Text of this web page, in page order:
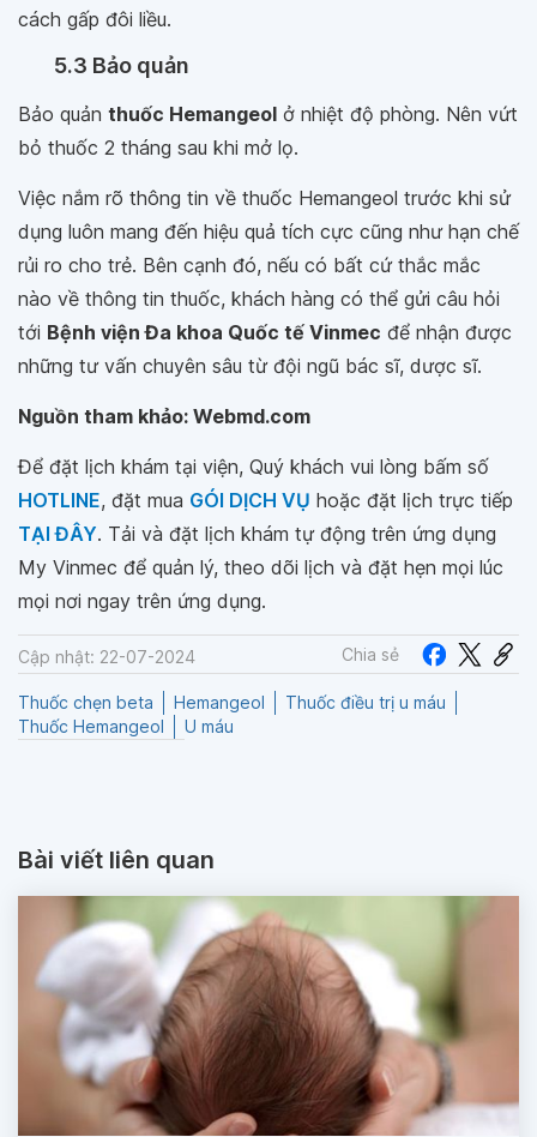
cách gấp đôi liều.
5.3 Bảo quản
Bảo quản thuốc Hemangeol ở nhiệt độ phòng. Nên vứt
bỏ thuốc 2 tháng sau khi mở lọ.
Việc nắm rõ thông tin về thuốc Hemangeol trước khi sử
dụng luôn mang đến hiệu quả tích cực cũng như hạn chế
rủi ro cho trẻ. Bên cạnh đó, nếu có bất cứ thắc mắc
nào về thông tin thuốc, khách hàng có thể gửi câu hỏi
tới Bệnh viện Đa khoa Quốc tế Vinmec để nhận được
những tư vấn chuyên sâu từ đội ngũ bác sĩ, dược sĩ.
Nguồn tham khảo: Webmd.com
Để đặt lịch khám tại viện, Quý khách vui lòng bấm số
HOTLINE, đặt mua GÓI DỊCH VỤ hoặc đặt lịch trực tiếp
TẠI ĐÂY. Tải và đặt lịch khám tự động trên ứng dụng
My Vinmec để quản lý, theo dõi lịch và đặt hẹn mọi lúc
mọi nơi ngay trên ứng dụng.
Cập nhật: 22-07-2024 Chia sẻ
Thuốc chẹn beta Hemangeol
Thuốc điều trị u máu
Thuốc Hemangeol
U máu
Bài viết liên quan